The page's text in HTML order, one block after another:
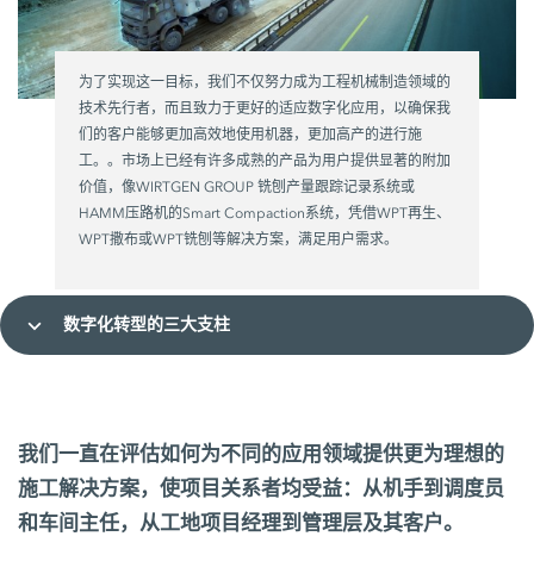
为了实现这一目标，我们不仅努力成为工程机械制造领域的
技术先行者，而且致力于更好的适应数字化应用，以确保我
们的客户能够更加高效地使用机器，更加高产的进行施
工。。市场上已经有许多成熟的产品为用户提供显著的附加
价值，像WIRTGEN GROUP 铣刨产量跟踪记录系统或
HAMM压路机的Smart Compaction系统，凭借WPT再生、
WPT撒布或WPT铣刨等解决方案，满足用户需求。
数字化转型的三大支柱
我们一直在评估如何为不同的应用领域提供更为理想的
施工解决方案，使项目关系者均受益：从机手到调度员
和车间主任，从工地项目经理到管理层及其客户。